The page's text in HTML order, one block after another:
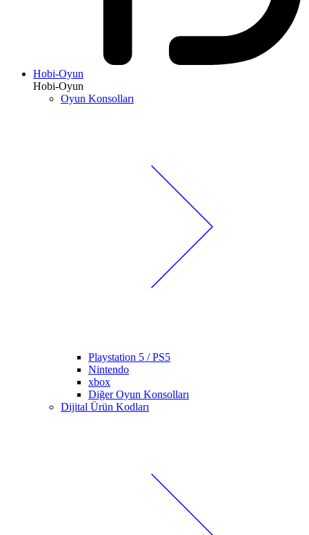
Hobi-Oyun
Hobi-Oyun
Oyun Konsolları
Playstation 5 / PS5
Nintendo
xbox
Diğer Oyun Konsolları
Dijital Ürün Kodları